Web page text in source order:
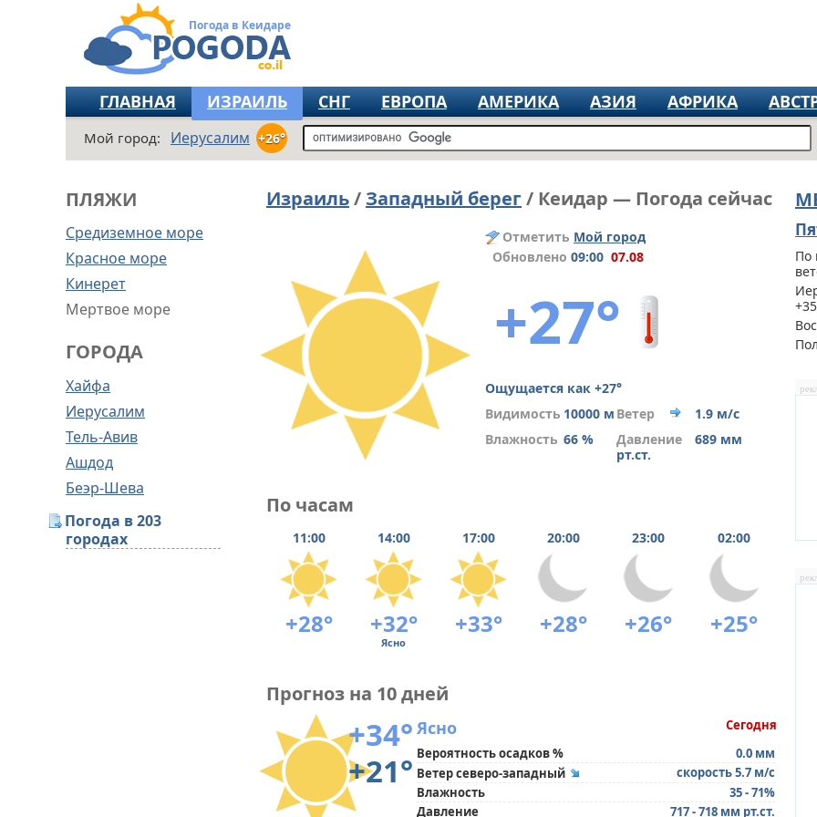
Погода в Кеидаре
ГЛАВНАЯ ИЗРАИЛЬ СНГ ЕВРОПА АМЕРИКА АЗИЯ АФРИКА
Мой город: Иерусалим +26°
ПЛЯЖИ
Средиземное море
Красное море
Кинерет
Мертвое море
ГОРОДА
Хайфа
Иерусалим
Тель-Авив
Ашдод
Беэр-Шева
Погода в 203
городах
Израиль/ Западный берег / Кеидар — Погода сейчас
Отметить Мой город
Обновлено 09:00 07.08
+27°
Ощущается как +27°
Видимость 10000 м Ветер
1.9 м/с
Влажность 66 % Давление
689 мм
рт.ст.
По часам
11:00 14:00 17:00 20:00 23:00 02:00
+28° +32° +33° +28° +26° +25°
Ясно
Прогноз на 10 дней
+34°
+21°
Сегодня
Ясно
Вероятность осадков %
0.0 мм
Ветер северо-западный
скорость 5.7 м/с
Влажность
35 - 71%
Давление
717 - 718 мм рт.ст.
По